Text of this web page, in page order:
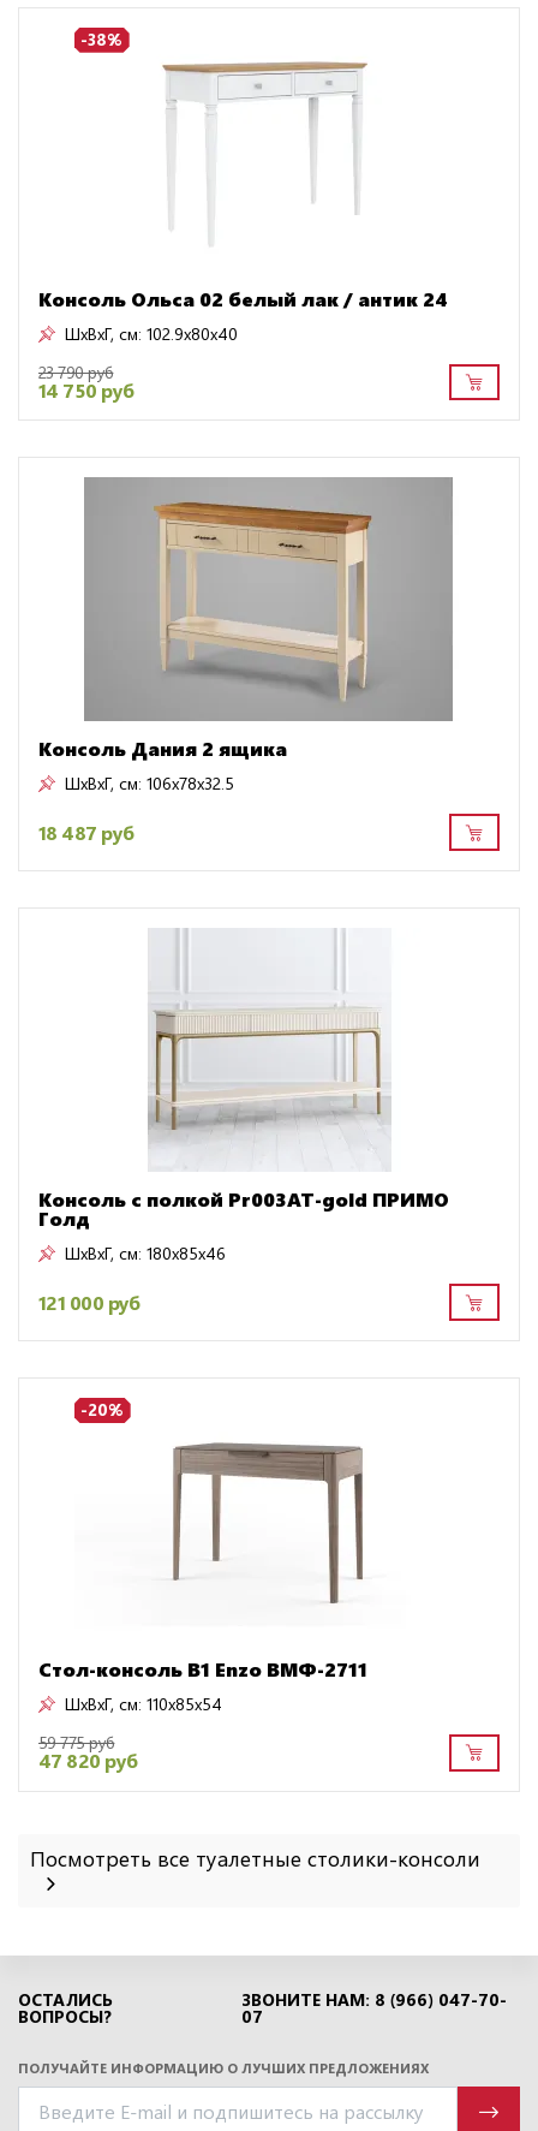
-38%
Консоль Ольса 02 белый лак / антик 24
ШxВxГ, см: 102.9x80x40
23 790 руб
14 750 руб
Консоль Дания 2 ящика
ШxВxГ, см: 106x78x32.5
18 487 руб
Консоль с полкой Pr003AT-gold ПРИМО
Голд
ШxВxГ, см: 180x85x46
121 000 руб
-20%
Стол-консоль В1 Enzo ВМФ-2711
ШxВxГ, см: 110x85x54
59 775 руб
47 820 руб
Посмотреть все туалетные столики-консоли
ОСТАЛИСЬ
ВОПРОСЫ?
ЗВОНИТЕ НАМ: 8 (966) 047-70-
07
ПОЛУЧАЙТЕ ИНФОРМАЦИЮ О ЛУЧШИХ ПРЕДЛОЖЕНИЯХ